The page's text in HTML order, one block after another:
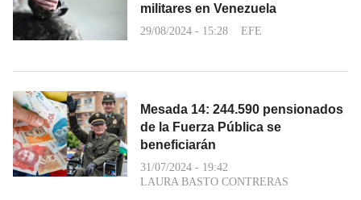
militares en Venezuela
29/08/2024 - 15:28 EFE
Mesada 14: 244.590 pensionados
de la Fuerza Pública se
beneficiarán
31/07/2024 - 19:42
LAURA BASTO CONTRERAS